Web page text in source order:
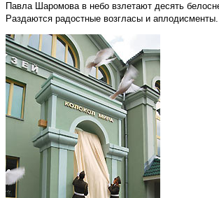
Павла Шаромова в небо взлетают десять
Раздаются радостные возгласы и аплодисменты.